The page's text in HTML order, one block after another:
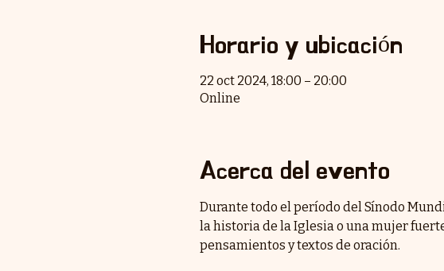
Horario y ubicación
22 oct 2024, 18:00 – 20:00
Online
Acerca del evento
Durante todo el período del Sínodo
la historia de la Iglesia o una mujer
pensamientos y textos de oración.